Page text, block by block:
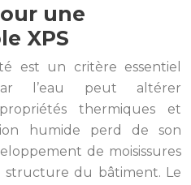
une
XPS
est un critère essentiel
l’eau peut altérer
thermiques et
humide perd de son
de moisissures
du bâtiment. Le